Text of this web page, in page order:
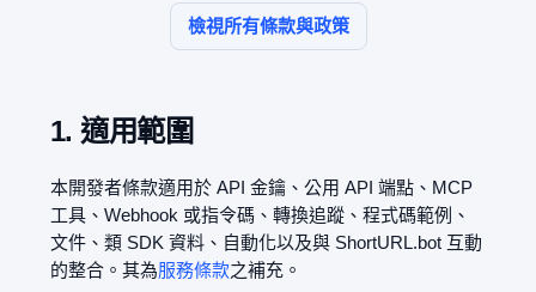
檢視所有條款與政策
1. 適用範圍
本開發者條款適用於 API 金鑰、公用 API 端點、MCP
工具、Webhook 或指令碼、轉換追蹤、程式碼範例、
文件、類 SDK 資料、自動化以及與 ShortURL.bot 互動
的整合。其為服務條款之補充。